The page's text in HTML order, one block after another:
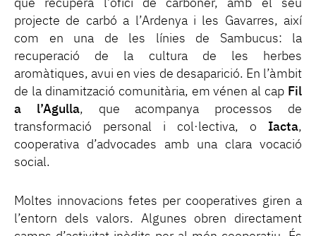
que recupera l’ofici de carboner, amb el seu
projecte de carbó a l’Ardenya i les Gavarres, així
com en una de les línies de Sambucus: la
recuperació de la cultura de les herbes
aromàtiques, avui en vies de desaparició. En l’àmbit
de la dinamització comunitària, em vénen al cap Fil
a l’Agulla, que acompanya processos de
transformació personal i col·lectiva, o Iacta,
cooperativa d’advocades amb una clara vocació
social.
Moltes innovacions fetes per cooperatives giren a
l’entorn dels valors. Algunes obren directament